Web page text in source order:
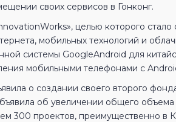
своих сервисов в Гонконг.
целью которого стало
мобильных технологий и
системы GoogleAndroid для
мобильными телефонами с
о создании своего второго
об увеличении общего
300 проектов, преимущественно в